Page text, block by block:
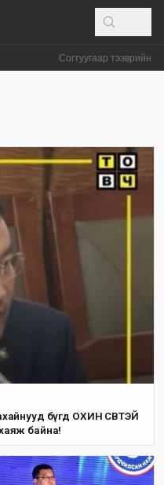
Согтуугаар тээврийн
бүгд ОХИН СҮВТЭЙ
байна!